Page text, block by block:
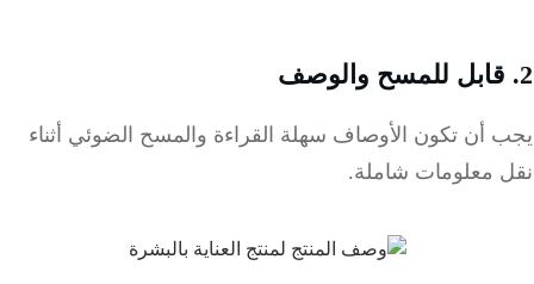
أن تكون الأوصاف سهلة القراءة والمسح الضوئي أثناء
معلومات شاملة.